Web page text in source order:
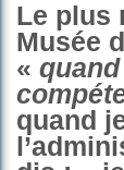
Le plus
Musée
«
quand